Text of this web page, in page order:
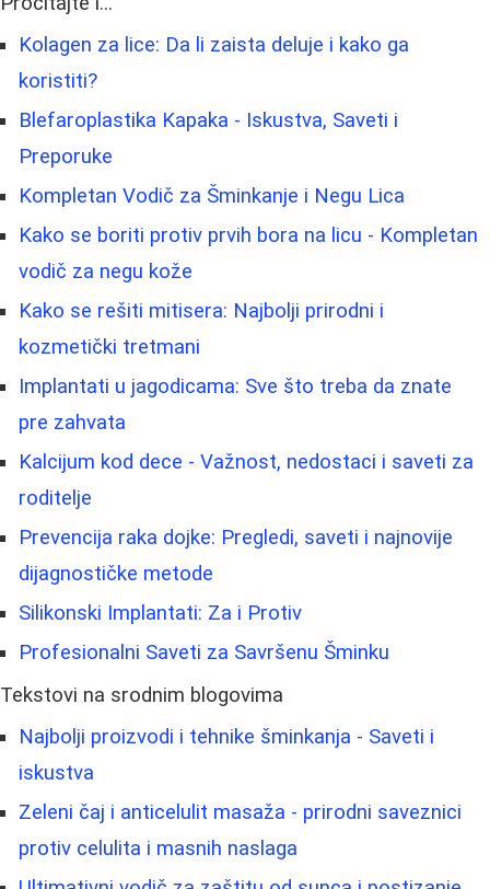
Kolagen za lice: Da li zaista deluje i kako ga
koristiti?
Blefaroplastika Kapaka - Iskustva, Saveti i
Preporuke
Kompletan Vodič za Šminkanje i Negu Lica
Kako se boriti protiv prvih bora na licu - Kompletan
vodič za negu kože
Kako se rešiti mitisera: Najbolji prirodni i
kozmetički tretmani
Implantati u jagodicama: Sve što treba da znate
pre zahvata
Kalcijum kod dece - Važnost, nedostaci i saveti za
roditelje
Prevencija raka dojke: Pregledi, saveti i najnovije
dijagnostičke metode
Silikonski Implantati: Za i Protiv
Profesionalni Saveti za Savršenu Šminku
Tekstovi na srodnim blogovima
Najbolji proizvodi i tehnike šminkanja - Saveti i
iskustva
Zeleni čaj i anticelulit masaža - prirodni saveznici
protiv celulita i masnih naslaga